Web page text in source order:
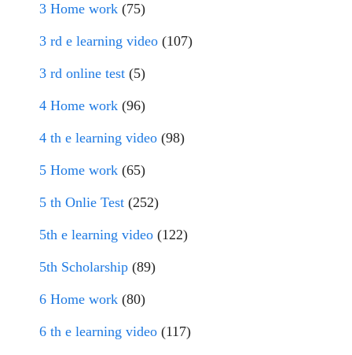
3 Home work (75)
3 rd e learning video (107)
3 rd online test (5)
4 Home work (96)
4 th e learning video (98)
5 Home work (65)
5 th Onlie Test (252)
5th e learning video (122)
5th Scholarship (89)
6 Home work (80)
6 th e learning video (117)